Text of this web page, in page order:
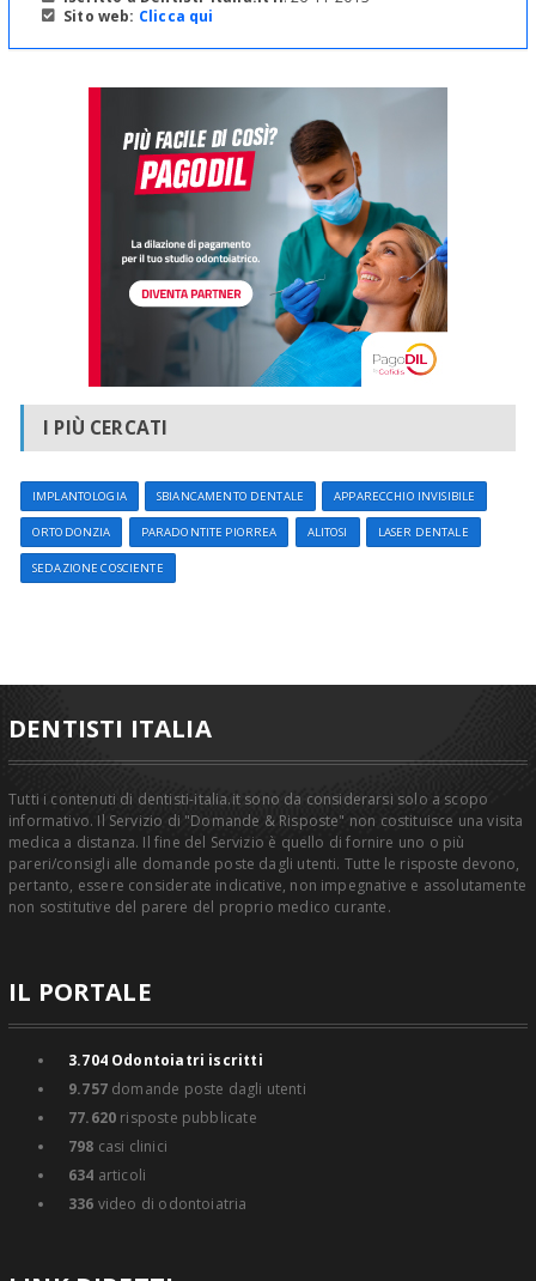
Sito web: Clicca qui
I PIÙ CERCATI
IMPLANTOLOGIA SBIANCAMENTO DENTALE APPARECCHIO INVISIBILE
ORTODONZIA PARADONTITE PIORREA ALITOSI LASER DENTALE
SEDAZIONE COSCIENTE
DENTISTI ITALIA
Tutti i contenuti di dentisti-italia.it sono da considerarsi solo a scopo
informativo. Il Servizio di "Domande & Risposte" non costituisce una visita
medica a distanza. Il fine del Servizio è quello di fornire uno o più
pareri/consigli alle domande poste dagli utenti. Tutte le risposte devono,
pertanto, essere considerate indicative, non impegnative e assolutamente
non sostitutive del parere del proprio medico curante.
IL PORTALE
3.704Odontoiatri iscritti
9.757domande poste dagli utenti
77.620 risposte pubblicate
798 casi clinici
634 articoli
336 video di odontoiatria